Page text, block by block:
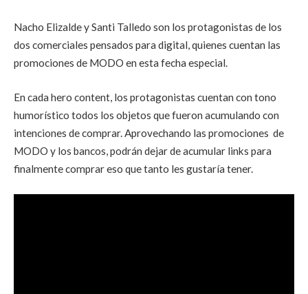
Nacho Elizalde y Santi Talledo son los protagonistas de los
dos comerciales pensados para digital, quienes cuentan las
promociones de MODO en esta fecha especial.
En cada hero content, los protagonistas cuentan con tono
humorístico todos los objetos que fueron acumulando con
intenciones de comprar. Aprovechando las promociones de
MODO y los bancos, podrán dejar de acumular links para
finalmente comprar eso que tanto les gustaría tener.